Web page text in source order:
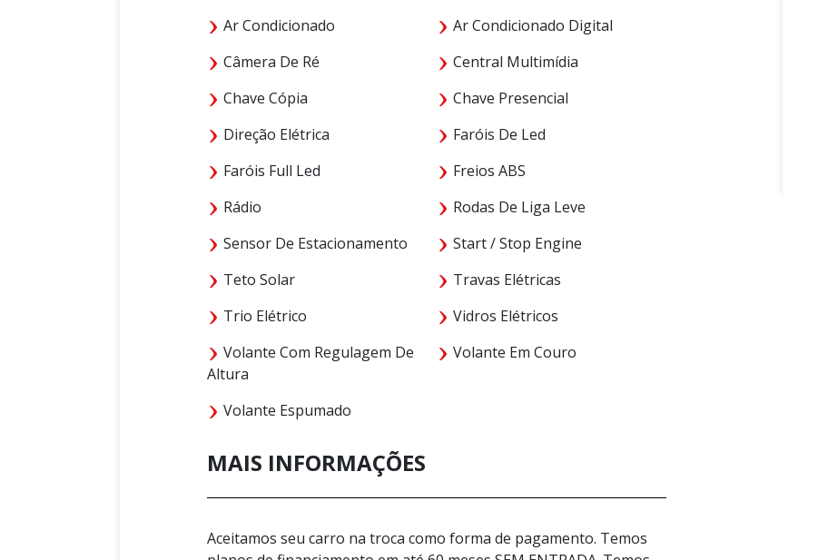
Ar Condicionado
Ar Condicionado Digital
Câmera De Ré
Central Multimídia
Chave Cópia
Chave Presencial
Direção Elétrica
Faróis De Led
Faróis Full Led
Freios ABS
Rádio
Rodas De Liga Leve
Sensor De Estacionamento
Start / Stop Engine
Teto Solar
Travas Elétricas
Trio Elétrico
Vidros Elétricos
Volante Com Regulagem De
Altura
Volante Em Couro
Volante Espumado
MAIS INFORMAÇÕES
Aceitamos seu carro na troca como forma de pagamento. Temos